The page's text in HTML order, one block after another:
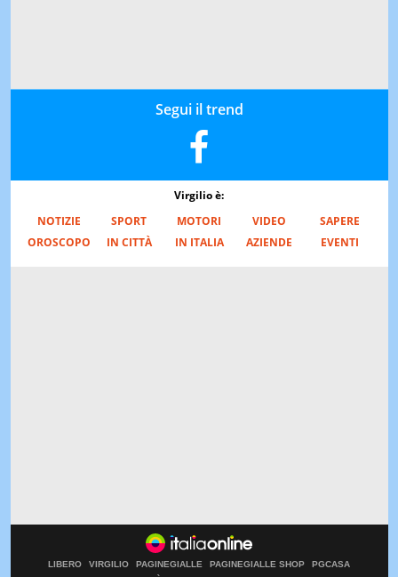
Segui il trend
Virgilio è:
NOTIZIE
SPORT MOTORI VIDEO
SAPERE
OROSCOPO
IN CITTÀ IN ITALIA AZIENDE EVENTI
LIBERO VIRGILIO PAGINEGIALLE PAGINEGIALLE SHOP
PGCASA